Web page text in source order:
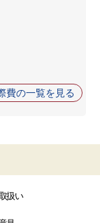
費の一覧を見る
扱い